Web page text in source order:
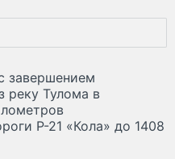
завершением
реку Тулома в
Р-21 «Кола» до 1408